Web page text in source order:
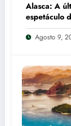
Alasca: A
espetáculo
Agosto 9,